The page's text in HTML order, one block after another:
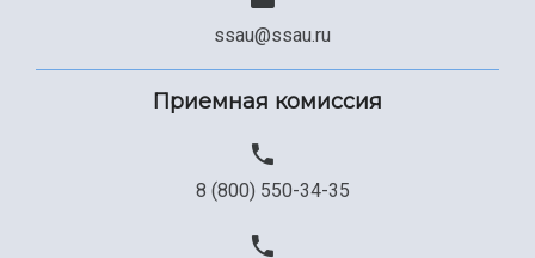
ssau@ssau.ru
Приемная комиссия
8 (800) 550-34-35